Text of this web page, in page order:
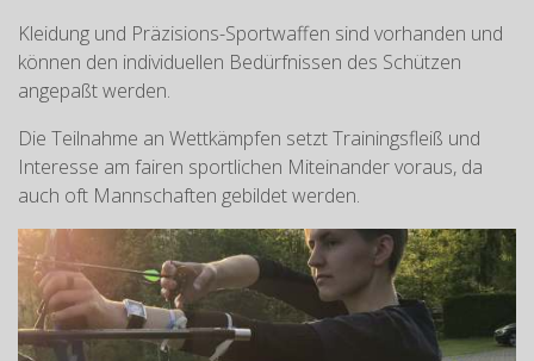
Kleidung und Präzisions-Sportwaffen sind vorhanden und
können den individuellen Bedürfnissen des Schützen
angepaßt werden.
Die Teilnahme an Wettkämpfen setzt Trainingsfleiß und
Interesse am fairen sportlichen Miteinander voraus, da
auch oft Mannschaften gebildet werden.